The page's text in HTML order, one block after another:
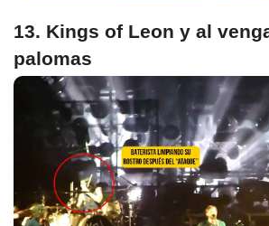
13. Kings of Leon y al
palomas